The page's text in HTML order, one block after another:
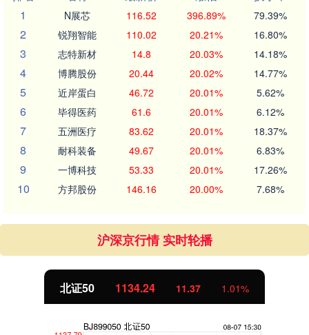
1
N展芯 116.52 396.89% 79.39%
2 锐翔智能 110.02 20.21% 16.80%
3 志特新材 14.8 20.03% 14.18%
4 博腾股份 20.44 20.02% 14.77%
5 近岸蛋白 46.72 20.01% 5.62%
6 毕得医药 61.6 20.01% 6.12%
7 五洲医疗 83.62 20.01% 18.37%
8 耐科装备 49.67 20.01% 6.83%
9 一博科技 53.33 20.01% 17.26%
10 方邦股份 146.16 20.00% 7.68%
沪深京行情 实时轮播
北证50 1134.24 11.37 1.01%